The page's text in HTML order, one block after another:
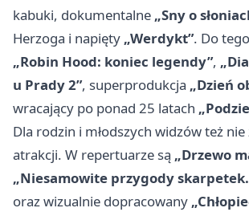
kabuki, dokumentalne „Sny o
Herzoga i napięty „Werdykt”. Do
„Robin Hood: koniec legendy”,
u Prady 2”, superprodukcja „Dzień
wracający po ponad 25 latach
Dla rodzin i młodszych widzów też
atrakcji. W repertuarze są „Drzewo
„Niesamowite przygody skarpetek.
oraz wizualnie dopracowany